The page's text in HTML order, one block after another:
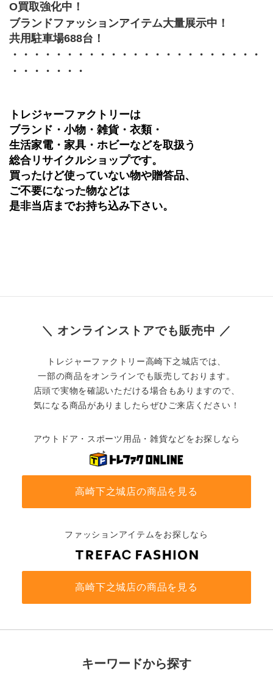
O買取強化中！
ブランドファッションアイテム大量展示中！
共用駐車場688台！
・・・・・・・・・・・・・・・・・・・・・・・
・・・・・・・
トレジャーファクトリーは
ブランド・小物・雑貨・衣類・
生活家電・家具・ホビーなどを取扱う
総合リサイクルショップです。
買ったけど使っていない物や贈答品、
ご不要になった物などは
是非当店までお持ち込み下さい。
＼ オンラインストアでも販売中 ／
トレジャーファクトリー高崎下之城店では、
一部の商品をオンラインでも販売しております。
店頭で実物を確認いただける場合もありますので、
気になる商品がありましたらぜひご来店ください！
アウトドア・スポーツ用品・雑貨などをお探しなら
高崎下之城店の商品を見る
ファッションアイテムをお探しなら
高崎下之城店の商品を見る
キーワードから探す